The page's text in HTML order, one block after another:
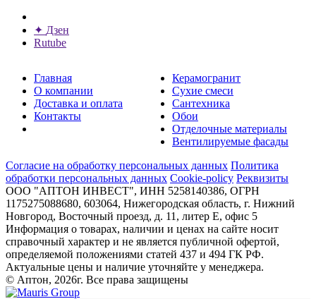
✦ Дзен
Rutube
Главная
О компании
Доставка и оплата
Контакты
Керамогранит
Сухие смеси
Сантехника
Обои
Отделочные материалы
Вентилируемые фасады
Согласие на обработку персональных данных Политика
обработки персональных данных Cookie-policy Реквизиты
ООО "АПТОН ИНВЕСТ", ИНН 5258140386, ОГРН
1175275088680, 603064, Нижегородская область, г. Нижний
Новгород, Восточный проезд, д. 11, литер Е, офис 5
Информация о товарах, наличии и ценах на сайте носит
справочный характер и не является публичной офертой,
определяемой положениями статей 437 и 494 ГК РФ.
Актуальные цены и наличие уточняйте у менеджера.
© Аптон, 2026г. Все права защищены